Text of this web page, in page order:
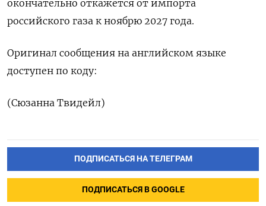
окончательно откажется от импорта
российского газа к ноябрю 2027 года.
Оригинал сообщения на английском языке
доступен по коду:
(Сюзанна Твидейл)
ПОДПИСАТЬСЯ НА ТЕЛЕГРАМ
ПОДПИСАТЬСЯ В GOOGLE